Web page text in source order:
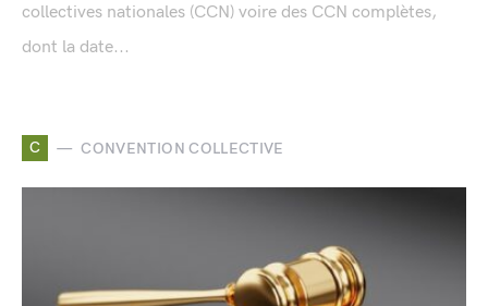
collectives nationales (CCN) voire des CCN complètes,
dont la date...
C CONVENTION COLLECTIVE